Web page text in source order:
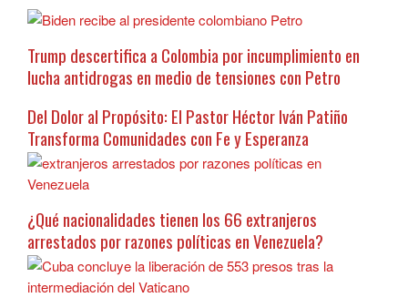
Trump descertifica a Colombia por incumplimiento en
lucha antidrogas en medio de tensiones con Petro
Del Dolor al Propósito: El Pastor Héctor Iván Patiño
Transforma Comunidades con Fe y Esperanza
¿Qué nacionalidades tienen los 66 extranjeros
arrestados por razones políticas en Venezuela?